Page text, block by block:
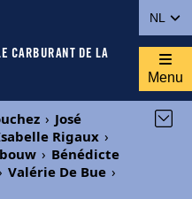
NL
CARBURANT DE LA
Menu
› José
Rigaux ›
› Bénédicte
Valérie De Bue ›